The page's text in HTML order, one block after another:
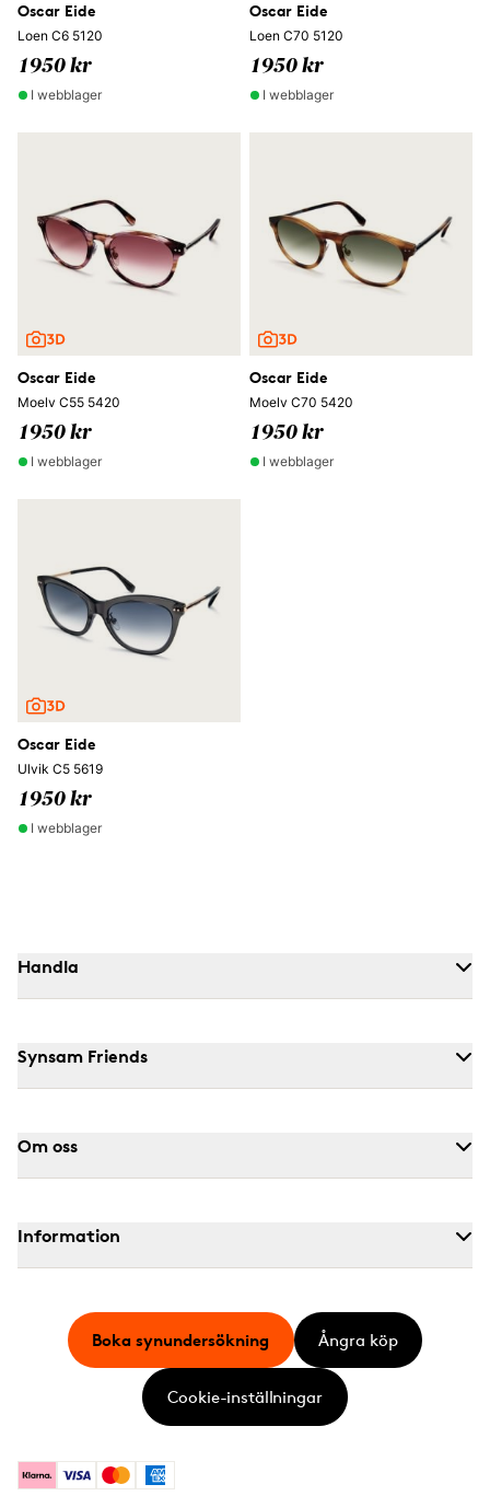
Oscar Eide
Loen C6 5120
1950 kr
I webblager
Oscar Eide
Loen C70 5120
1950 kr
I webblager
Oscar Eide
Moelv C55 5420
1950 kr
I webblager
Oscar Eide
Moelv C70 5420
1950 kr
I webblager
Oscar Eide
Ulvik C5 5619
1950 kr
I webblager
Handla
Synsam Friends
Om oss
Information
KlarnaVisa MastercardAmerican Express
Boka synundersökning Ångra köp
Cookie-inställningar